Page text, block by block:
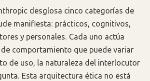
desglosa cinco categorías de
manifiesta: prácticos, cognitivos,
y personales. Cada uno actúa
comportamiento que puede variar
de uso, la naturaleza del interlocutor
Esta arquitectura ética no está